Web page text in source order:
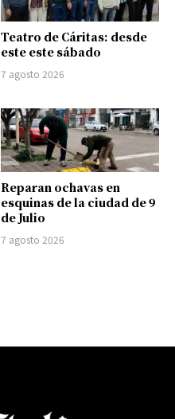
Teatro de Cáritas: desde
este este sábado
7 agosto 2026
Reparan ochavas en
esquinas de la ciudad de 9
de Julio
7 agosto 2026